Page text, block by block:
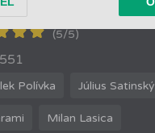
(5/5)
Polívka Július Satinský
Milan Lasica